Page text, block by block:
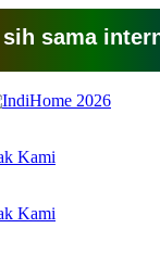
internet
Kami
Kami